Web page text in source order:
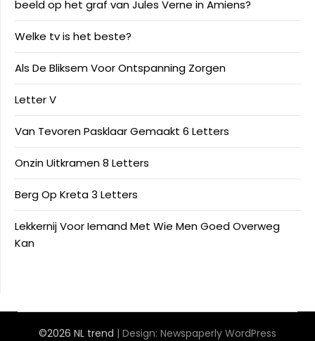
beeld op het graf van Jules Verne in Amiens?
Welke tv is het beste?
Als De Bliksem Voor Ontspanning Zorgen
Letter V
Van Tevoren Pasklaar Gemaakt 6 Letters
Onzin Uitkramen 8 Letters
Berg Op Kreta 3 Letters
Lekkernij Voor Iemand Met Wie Men Goed Overweg
Kan
©2026 NL trend | Design: Newspaperly WordPress